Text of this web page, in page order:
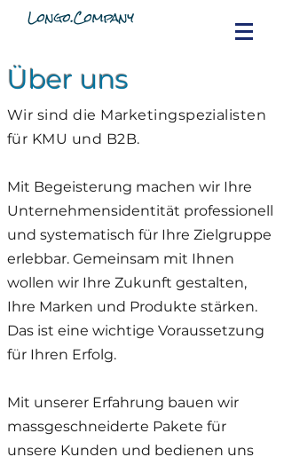
Longo.Company
Über uns
Wir sind die Marketingspezialisten
für KMU und B2B.
Mit Begeisterung machen wir Ihre
Unternehmensidentität professionell
und systematisch für Ihre Zielgruppe
erlebbar. Gemeinsam mit Ihnen
wollen wir Ihre Zukunft gestalten,
Ihre Marken und Produkte stärken.
Das ist eine wichtige Voraussetzung
für Ihren Erfolg.
Mit unserer Erfahrung bauen wir
massgeschneiderte Pakete für
unsere Kunden und bedienen uns